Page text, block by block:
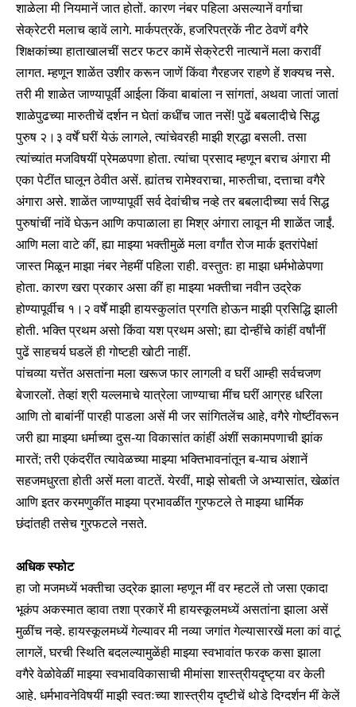
शाळेला मी नियमानें जात होतों. कारण नंबर पहिला असल्यानें वर्गाचा
सेक्रेटरी मलाच व्हावें लागे. मार्कपत्रकें, हजरिपत्रकें नीट ठेवणें वगैरे
शिक्षकांच्या हाताखालचीं सटर फटर कामें सेक्रेटरी नात्यानें मला करावीं
लागत. म्हणून शाळेंत उशीर करून जाणें किंवा गैरहजर राहणे हें शक्यच नसे.
तरी मी शाळेत जाण्यापूर्वीं आईला किंवा बाबांला न सांगतां, अथवा जातां जातां
शाळेपुढच्या मारुतीचें दर्शन न घेतां कधींच जात नसें! पुढें बबलादीचे सिद्ध
पुरुष २।३ वर्षें घरीं येऊं लागले, त्यांचेवरही माझी श्रद्धा बसली. तसा
त्यांच्यांत मजविषयीं प्रेमळपणा होता. त्यांचा प्रसाद म्हणून बराच अंगारा मी
एका पेटींत घालून ठेवीत असें. ह्यांतच रामेश्वराचा, मारुतीचा, दत्ताचा वगैरे
अंगारा असे. शाळेंत जाण्यापूर्वी सर्व देवांचीच नव्हे तर बबलादीच्या सर्व सिद्ध
पुरुषांचीं नांवें घेऊन आणि कपाळाला हा मिश्र अंगारा लावून मी शाळेंत जाईं.
आणि मला वाटे कीं, ह्या माझ्या भक्तीमुळें मला वर्गांत रोज मार्क इतरांपेक्षां
जास्त मिळून माझा नंबर नेहमीं पहिला राही. वस्तुतः हा माझा धर्मभोळेपणा
होता. कारण खरा प्रकार असा कीं हा माझ्या भक्तीचा नवीन उद्रेक
होण्यापूर्वीच १।२ वर्षें माझी हायस्कुलांत प्रगति होऊन माझी प्रसिद्धि झाली
होती. भक्ति प्रथम असो किंवा यश प्रथम असो; ह्या दोन्हींचे कांहीं वर्षांनीं
पुढें साहचर्य घडलें ही गोष्टही खोटी नाहीं.
पांचव्या यत्तेंत असतांना मला खरूज फार लागली व घरीं आम्ही सर्वचजण
बेजारलों. तेव्हां श्री यल्लमाचे यात्रेला जाण्याचा मींच घरीं आग्रह धरिला
आणि तो बाबांनीं पारही पाडला असें मी जर सांगितलेंच आहे, वगैरे गोष्टींवरून
जरी ह्या माझ्या धर्माच्या दुस-या विकासांत कांहीं अंशीं सकामपणाची झांक
मारतें; तरी एकंदरींत त्यावेळच्या माझ्या भक्तिभावनांतून ब-याच अंशानें
सहजमधुरता होती असें मला वाटतें. येरवीं, माझे सोबती जे अभ्यासांत, खेळांत
आणि इतर करमणुकींत माझ्या प्रभावळींत गुरफटले ते माझ्या धार्मिक
छंदांतही तसेच गुरफटले नसते.
अधिक स्फोट
हा जो मजमध्यें भक्तीचा उद्रेक झाला म्हणून मीं वर म्हटलें तो जसा एकादा
भूकंप अकस्मात व्हावा तशा प्रकारें मी हायस्कूलमध्यें असतांना झाला असें
मुळींच नव्हे. हायस्कूलमध्यें गेल्यावर मी नव्या जगांत गेल्यासारखें मला कां वाटूं
लागलें, घरची स्थिति बदलल्यामुळेंही माझ्या स्वभावांत फरक कसा झाला
वगैरे वेळोवेळीं माझ्या स्वभावविकासाची मीमांसा शास्त्रीयदृष्ट्या वर केली
आहे. धर्मभावनेविषयीं माझी स्वतःच्या शास्त्रीय दृष्टीचें थोडे दिग्दर्शन मीं केलें